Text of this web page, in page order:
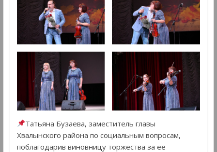
Татьяна Бузаева, заместитель главы
Хвалынского района по социальным вопросам,
поблагодарив виновницу торжества за её